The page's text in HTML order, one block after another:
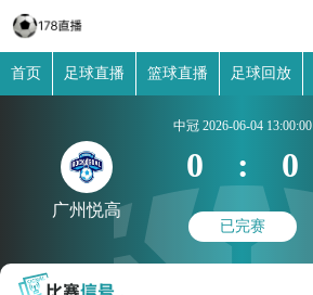
首页 足球直播 篮球直播 足球回放
广州悦高
中冠 2026-06-04 13:00:00
0 : 0
已完赛